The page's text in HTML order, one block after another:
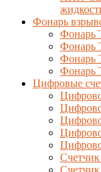
Фонарь
Фонарь
Фонарь
Фонарь
Фонарь
Цифровые